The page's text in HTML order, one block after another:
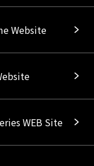
Website
WEB Site